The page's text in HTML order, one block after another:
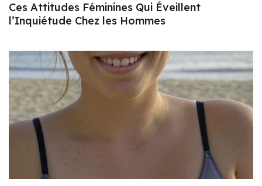
Ces Attitudes Féminines Qui Éveillent
l’Inquiétude Chez les Hommes